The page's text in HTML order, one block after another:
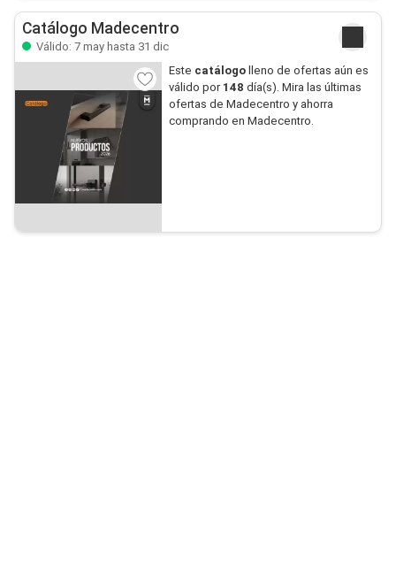
Catálogo Madecentro
Válido: 7 may hasta 31 dic
Este catálogolleno de ofertas aún es
válido por 148 día(s). Mira las últimas
ofertas de Madecentro y ahorra
comprando en Madecentro.